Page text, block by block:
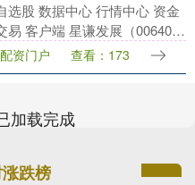
选股 数据中心 行情中心 资金
易 客户端 星谦发展（00640）
年9月30日止年度业绩融金
得收益8.35亿港....
资门户 查看：173
加载完成
跌榜